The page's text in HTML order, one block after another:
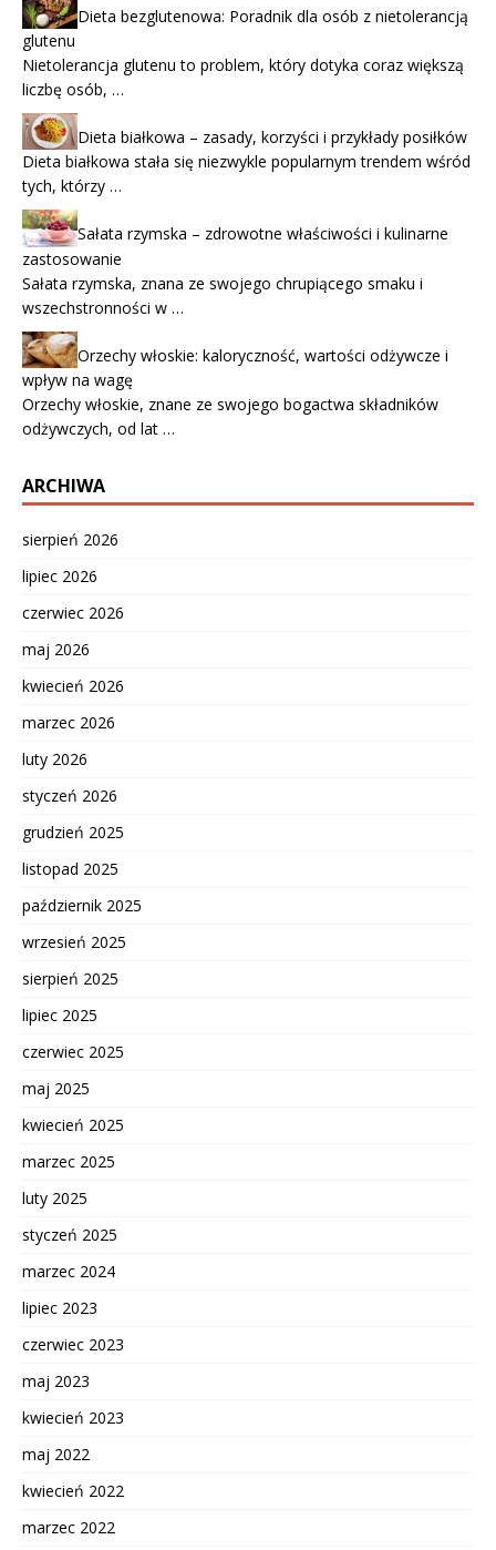
Dieta bezglutenowa: Poradnik dla osób z nietolerancją
glutenu
Nietolerancja glutenu to problem, który dotyka coraz większą
liczbę osób, …
Dieta białkowa – zasady, korzyści i przykłady posiłków
Dieta białkowa stała się niezwykle popularnym trendem wśród
tych, którzy …
Sałata rzymska – zdrowotne właściwości i kulinarne
zastosowanie
Sałata rzymska, znana ze swojego chrupiącego smaku i
wszechstronności w …
Orzechy włoskie: kaloryczność, wartości odżywcze i
wpływ na wagę
Orzechy włoskie, znane ze swojego bogactwa składników
odżywczych, od lat …
ARCHIWA
sierpień 2026
lipiec 2026
czerwiec 2026
maj 2026
kwiecień 2026
marzec 2026
luty 2026
styczeń 2026
grudzień 2025
listopad 2025
październik 2025
wrzesień 2025
sierpień 2025
lipiec 2025
czerwiec 2025
maj 2025
kwiecień 2025
marzec 2025
luty 2025
styczeń 2025
marzec 2024
lipiec 2023
czerwiec 2023
maj 2023
kwiecień 2023
maj 2022
kwiecień 2022
marzec 2022